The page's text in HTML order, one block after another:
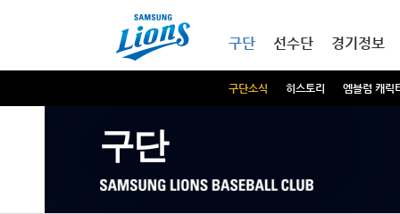
구단
구단소식 히스토리 엠블럼 캐릭
선수단 경기정보
구단